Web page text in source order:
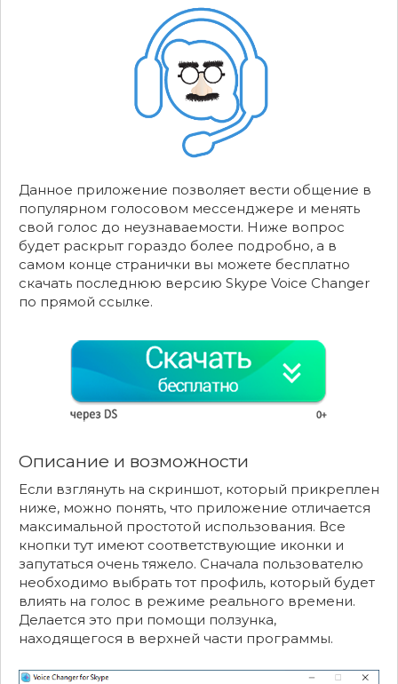
Данное приложение позволяет вести общение в
популярном голосовом мессенджере и менять
свой голос до неузнаваемости. Ниже вопрос
будет раскрыт гораздо более подробно, а в
самом конце странички вы можете бесплатно
скачать последнюю версию Skype Voice Changer
по прямой ссылке.
Описание и возможности
Если взглянуть на скриншот, который прикреплен
ниже, можно понять, что приложение отличается
максимальной простотой использования. Все
кнопки тут имеют соответствующие иконки и
запутаться очень тяжело. Сначала пользователю
необходимо выбрать тот профиль, который будет
влиять на голос в режиме реального времени.
Делается это при помощи ползунка,
находящегося в верхней части программы.